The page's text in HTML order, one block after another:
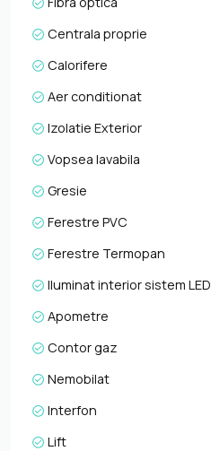
Centrala proprie
Calorifere
Aer conditionat
Izolatie Exterior
Vopsea lavabila
Gresie
Ferestre PVC
Ferestre Termopan
Iluminat interior sistem LED
Apometre
Contor gaz
Nemobilat
Interfon
Lift